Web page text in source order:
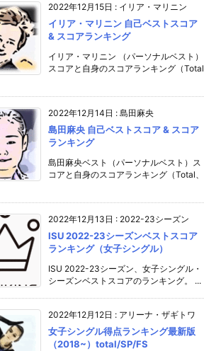
2022年12月15日 : イリア・マリニン
イリア・マリニン 自己ベストスコア
& スコアランキング
イリア・マリニン （パーソナルベスト）
スコアと自身のスコアランキング（Total
2022年12月14日 : 島田麻央
島田麻央 自己ベストスコア & スコア
ランキング
島田麻央ベスト（パーソナルベスト）ス
コアと自身のスコアランキング（Total、
2022年12月13日 : 2022-23シーズン
ISU 2022-23シーズンベストスコア
ランキング（女子シングル）
ISU 2022-23シーズン、女子シングル・
シーズンベストスコアのランキング。 ...
2022年12月12日 : アリーナ・ザギトワ
女子シングル得点ランキング最新版
（2018~）total/SP/FS